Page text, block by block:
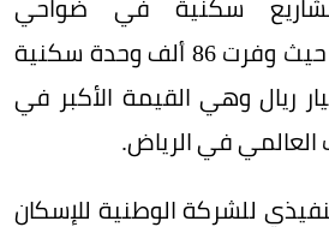
ومجتمعات الشركة، حيث وفرت 86 ألف وحدة سكنية
تتجاوز 42 مليار ريال وهي القيمة الأكبر في
في الرياض.
للشركة الوطنية للإسكان